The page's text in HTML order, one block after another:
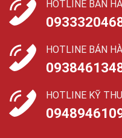
HOTLINE BÁN
HOTLINE BÁN
HOTLINE KỸ